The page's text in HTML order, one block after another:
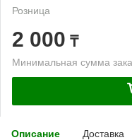
Розница
2 000 ₸
Минимальная сумма
Описание Доставка